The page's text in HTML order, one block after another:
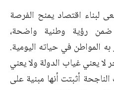
لبناء اقتصاد يمنح الفرصة
ضمن رؤية وطنية واضحة،
المواطن في حياته اليومية.
لا يعني غياب الدولة ولا يعني
أثبتت أنها مبنية على